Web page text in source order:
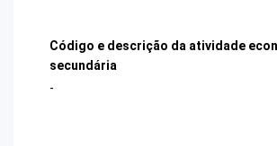
Código e descrição da atividade
secundária
-